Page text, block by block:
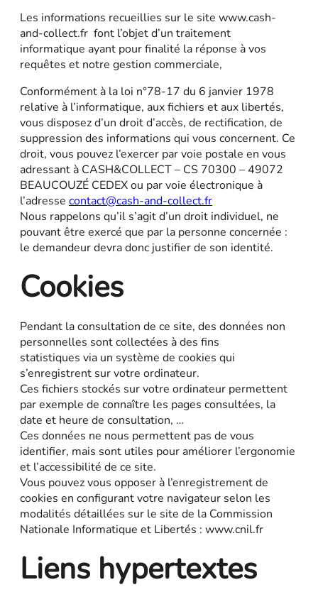
Les informations recueillies sur le site www.cash-
and-collect.fr font l’objet d’un traitement
informatique ayant pour finalité la réponse à vos
requêtes et notre gestion commerciale,
Conformément à la loi n°78-17 du 6 janvier 1978
relative à l’informatique, aux fichiers et aux libertés,
vous disposez d’un droit d’accès, de rectification, de
suppression des informations qui vous concernent. Ce
droit, vous pouvez l’exercer par voie postale en vous
adressant à CASH&COLLECT – CS 70300 – 49072
BEAUCOUZÉ CEDEX ou par voie électronique à
l’adresse contact@cash-and-collect.fr
Nous rappelons qu’il s’agit d’un droit individuel, ne
pouvant être exercé que par la personne concernée :
le demandeur devra donc justifier de son identité.
Cookies
Pendant la consultation de ce site, des données non
personnelles sont collectées à des fins
statistiques via un système de cookies qui
s’enregistrent sur votre ordinateur.
Ces fichiers stockés sur votre ordinateur permettent
par exemple de connaître les pages consultées, la
date et heure de consultation, …
Ces données ne nous permettent pas de vous
identifier, mais sont utiles pour améliorer l’ergonomie
et l’accessibilité de ce site.
Vous pouvez vous opposer à l’enregistrement de
cookies en configurant votre navigateur selon les
modalités détaillées sur le site de la Commission
Nationale Informatique et Libertés : www.cnil.fr
Liens hypertextes